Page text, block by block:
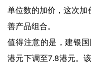
单位数的加价，这次
善产品组合。
值得注意的是，建银
港元下调至7.8港元。